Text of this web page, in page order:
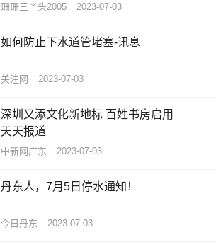
略
珊珊三丫头2005 2023-07-03
如何防止下水道管堵塞-讯息
关注网 2023-07-03
深圳又添文化新地标 百姓书房启用_
天天报道
中新网广东 2023-07-03
丹东人，7月5日停水通知！
今日丹东 2023-07-03